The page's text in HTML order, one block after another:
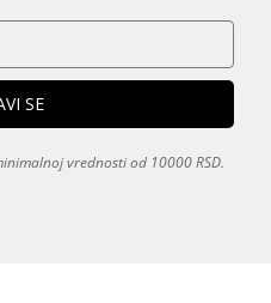
vrednosti od 10000 RSD.